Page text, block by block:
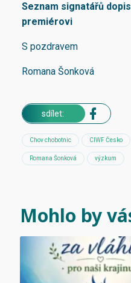
Seznam signatářů
premiérovi
S pozdravem
Romana Šonková
sdílet:
Chov chobotnic CIWF Česko
Romana Šonková výzkum
Mohlo by